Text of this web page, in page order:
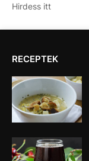
Hirdess itt
RECEPTEK